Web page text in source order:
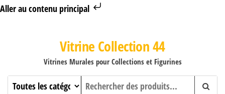
Aller au contenu principal
Vitrine Collection 44
Vitrines Murales pour Collections et Figurines